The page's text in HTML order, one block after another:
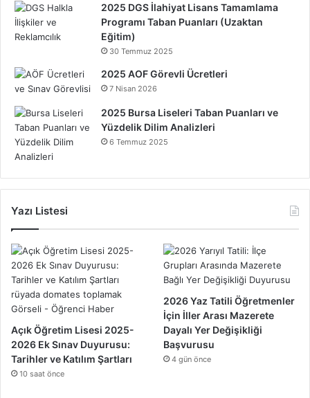
2025 DGS İlahiyat Lisans Tamamlama
Programı Taban Puanları (Uzaktan
Eğitim)
30 Temmuz 2025
2025 AOF Görevli Ücretleri
7 Nisan 2026
2025 Bursa Liseleri Taban Puanları ve
Yüzdelik Dilim Analizleri
6 Temmuz 2025
Yazı Listesi
Açık Öğretim Lisesi 2025-
2026 Ek Sınav Duyurusu:
Tarihler ve Katılım Şartları
10 saat önce
2026 Yaz Tatili Öğretmenler
İçin İller Arası Mazerete
Dayalı Yer Değişikliği
Başvurusu
4 gün önce